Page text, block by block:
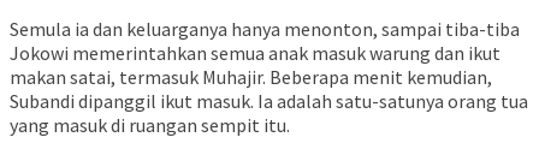
Semula ia dan keluarganya hanya menonton, sampai tiba-tiba
Jokowi memerintahkan semua anak masuk warung dan ikut
makan satai, termasuk Muhajir. Beberapa menit kemudian,
Subandi dipanggil ikut masuk. Ia adalah satu-satunya orang tua
yang masuk di ruangan sempit itu.